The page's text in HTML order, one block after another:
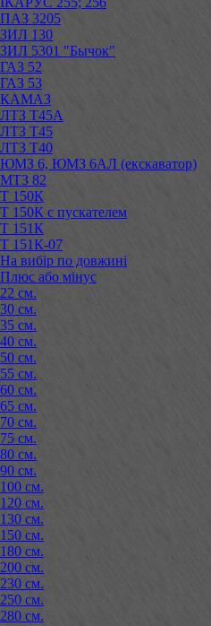
ПАЗ 3205
ЗИЛ 130
ЗИЛ 5301 "Бычок"
ГАЗ 52
ГАЗ 53
КАМАЗ
ЛТЗ Т45А
ЛТЗ Т45
ЛТЗ Т40
ЮМЗ 6, ЮМЗ 6АЛ (екскаватор)
МТЗ 82
Т 150К
Т 150К с пускателем
Т 151К
Т 151К-07
На вибір по довжині
Плюс або мінус
22 см.
30 см.
35 см.
40 см.
50 см.
55 см.
60 см.
65 см.
70 см.
75 см.
80 см.
90 см.
100 см.
120 см.
130 см.
150 см.
180 см.
200 см.
230 см.
250 см.
280 см.